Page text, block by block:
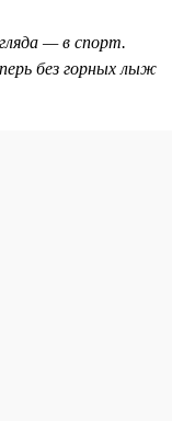
— в спорт.
без горных лыж